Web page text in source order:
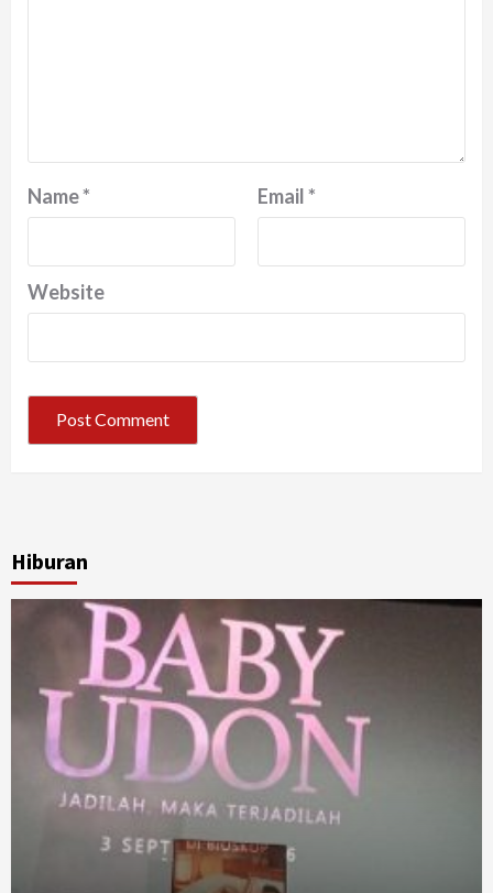
Name* Email*
Website
Hiburan